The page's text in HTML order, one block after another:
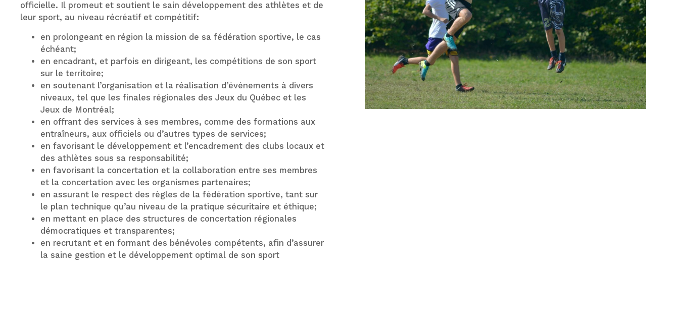
officielle. Il promeut et soutient le sain développement des athlètes et de
leur sport, au niveau récréatif et compétitif:
en prolongeant en région la mission de sa fédération sportive, le cas
échéant;
en encadrant, et parfois en dirigeant, les compétitions de son sport
sur le territoire;
en soutenant l’organisation et la réalisation d’événements à divers
niveaux, tel que les finales régionales des Jeux du Québec et les
Jeux de Montréal;
en offrant des services à ses membres, comme des formations aux
entraîneurs, aux officiels ou d’autres types de services;
en favorisant le développement et l’encadrement des clubs locaux et
des athlètes sous sa responsabilité;
en favorisant la concertation et la collaboration entre ses membres
et la concertation avec les organismes partenaires;
en assurant le respect des règles de la fédération sportive, tant sur
le plan technique qu’au niveau de la pratique sécuritaire et éthique;
en mettant en place des structures de concertation régionales
démocratiques et transparentes;
en recrutant et en formant des bénévoles compétents, afin d’assurer
la saine gestion et le développement optimal de son sport